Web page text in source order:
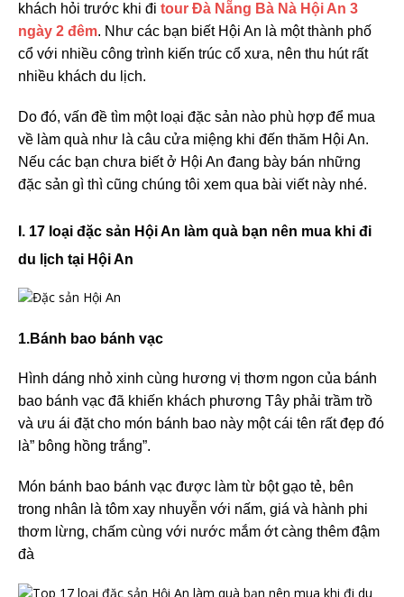
khách hỏi trước khi đi tour Đà Nẵng Bà Nà Hội An 3
ngày 2 đêm. Như các bạn biết Hội An là một thành phố
cổ với nhiều công trình kiến trúc cổ xưa, nên thu hút rất
nhiều khách du lịch.
Do đó, vấn đề tìm một loại đặc sản nào phù hợp để mua
về làm quà như là câu cửa miệng khi đến thăm Hội An.
Nếu các bạn chưa biết ở Hội An đang bày bán những
đặc sản gì thì cũng chúng tôi xem qua bài viết này nhé.
I. 17 loại đặc sản Hội An làm quà bạn nên mua khi đi
du lịch tại Hội An
1.Bánh bao bánh vạc
Hình dáng nhỏ xinh cùng hương vị thơm ngon của bánh
bao bánh vạc đã khiến khách phương Tây phải trầm trồ
và ưu ái đặt cho món bánh bao này một cái tên rất đẹp đó
là” bông hồng trắng”.
Món bánh bao bánh vạc được làm từ bột gạo tẻ, bên
trong nhân là tôm xay nhuyễn với nấm, giá và hành phi
thơm lừng, chấm cùng với nước mắm ớt càng thêm đậm
đà